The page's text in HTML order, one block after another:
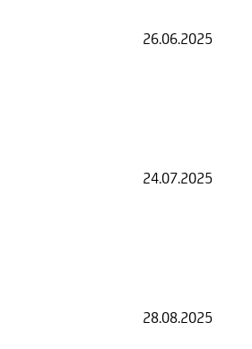
26.06.2025
24.07.2025
28.08.2025